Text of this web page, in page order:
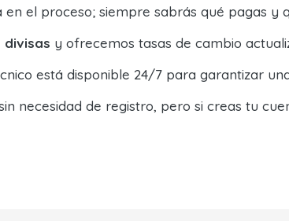
el proceso; siempre sabrás qué pagas y
divisas y ofrecemos tasas de cambio
está disponible 24/7 para garantizar
necesidad de registro, pero si creas tu